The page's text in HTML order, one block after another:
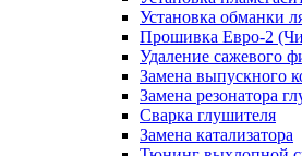
Установка обманки
Прошивка Евро-2
Удаление сажевого
Замена выпускного
Замена резонатора
Сварка глушителя
Замена катализатора